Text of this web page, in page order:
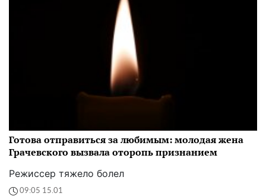
Готова отправиться за любимым: молодая жена
Грачевского вызвала оторопь признанием
Режиссер тяжело болел
09:05 15.01